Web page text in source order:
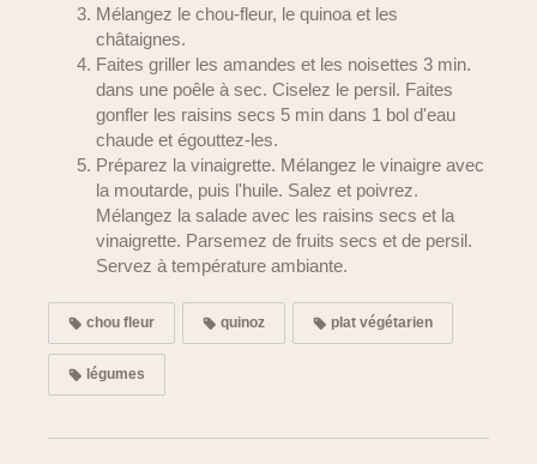
Mélangez le chou-fleur, le quinoa et les
châtaignes.
Faites griller les amandes et les noisettes 3 min.
dans une poêle à sec. Ciselez le persil. Faites
gonfler les raisins secs 5 min dans 1 bol d'eau
chaude et égouttez-les.
Préparez la vinaigrette. Mélangez le vinaigre avec
la moutarde, puis l'huile. Salez et poivrez.
Mélangez la salade avec les raisins secs et la
vinaigrette. Parsemez de fruits secs et de persil.
Servez à température ambiante.
chou fleur quinoz plat végétarien
légumes